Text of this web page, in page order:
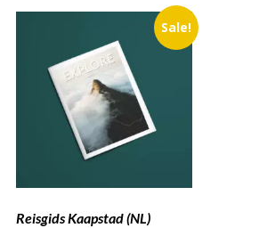
Sale!
Reisgids Kaapstad (NL)